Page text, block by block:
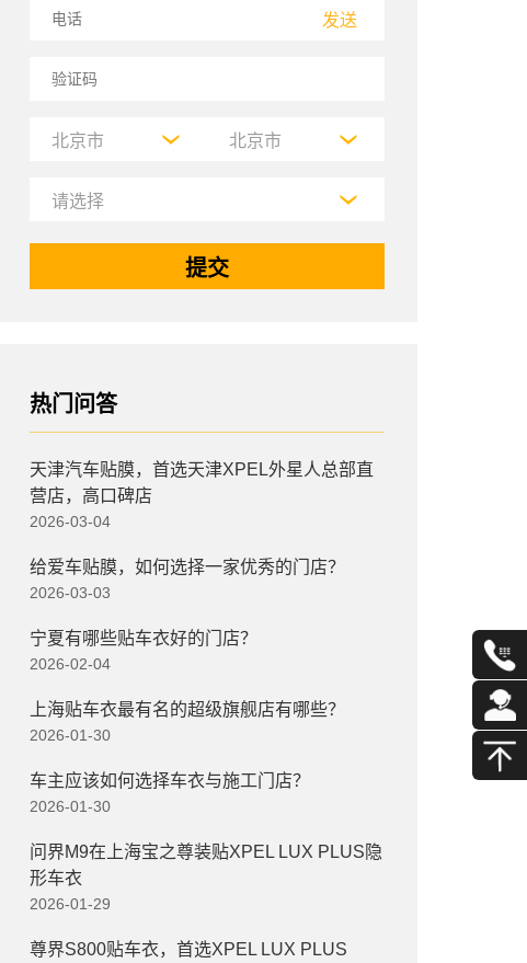
发送
热门问答
天津汽车贴膜，首选天津XPEL外星人总部直
营店，高口碑店
2026-03-04
给爱车贴膜，如何选择一家优秀的门店？
2026-03-03
宁夏有哪些贴车衣好的门店？
2026-02-04
上海贴车衣最有名的超级旗舰店有哪些？
2026-01-30
车主应该如何选择车衣与施工门店？
2026-01-30
问界M9在上海宝之尊装贴XPEL LUX PLUS隐
形车衣
2026-01-29
尊界S800贴车衣，首选XPEL LUX PLUS